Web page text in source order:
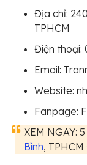
Địa chỉ:
TPHCM
Điện thoại:
Email:
Website:
Fanpage:
XEM NGAY: 5
Bình,